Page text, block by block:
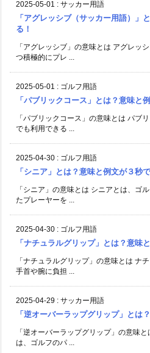
2025-05-01 : サッカー用語
「アグレッシブ（サッカー用語）」
る！
「アグレッシブ」の意味とは アグレッ
つ積極的にプレ ...
2025-05-01 : ゴルフ用語
「パブリックコース」とは？意味と
「パブリックコース」の意味とは パブ
でも利用できる ...
2025-04-30 : ゴルフ用語
「シニア」とは？意味と例文が３秒
「シニア」の意味とは シニアとは、ゴ
たプレーヤーを ...
2025-04-30 : ゴルフ用語
「ナチュラルグリップ」とは？意味
「ナチュラルグリップ」の意味とは ナ
手首や腕に負担 ...
2025-04-29 : サッカー用語
「逆オーバーラップグリップ」とは
「逆オーバーラップグリップ」の意味
は、ゴルフのパ ...